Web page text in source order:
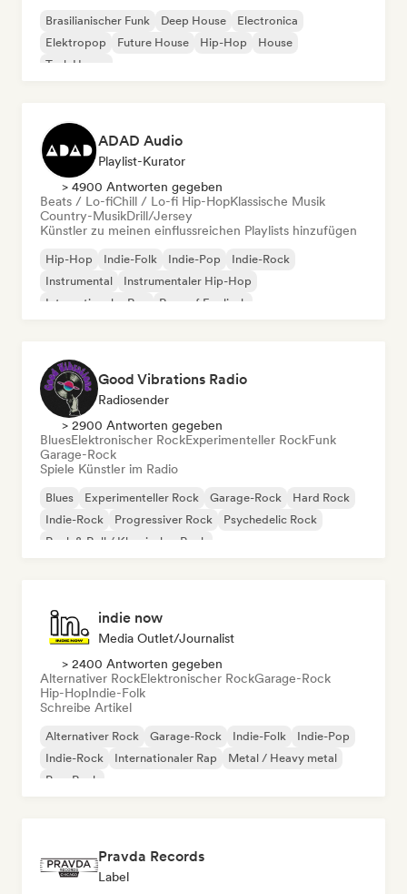
Brasilianischer Funk Deep House
Electronica
Elektropop
Future House Hip-Hop
House
Tech House
ADAD Audio
Playlist-Kurator
> 4900 Antworten gegeben
Beats / Lo-fiChill / Lo-fi Hip-HopKlassische Musik
Country-MusikDrill/Jersey
Künstler zu meinen einflussreichen Playlists hinzufügen
Hip-Hop Indie-Folk Indie-Pop
Indie-Rock
Instrumental
Instrumentaler Hip-Hop
Internationaler Rap
Rap auf Englisch
Good Vibrations Radio
Radiosender
> 2900 Antworten gegeben
BluesElektronischer RockExperimenteller RockFunk
Garage-Rock
Spiele Künstler im Radio
Blues Experimenteller Rock Garage-Rock
Hard Rock
Indie-Rock
Progressiver Rock
Psychedelic Rock
Rock & Roll / Klassischer Rock
indie now
Media Outlet/Journalist
> 2400 Antworten gegeben
Alternativer RockElektronischer RockGarage-Rock
Hip-HopIndie-Folk
Schreibe Artikel
Alternativer Rock Garage-Rock Indie-Folk
Indie-Pop
Indie-Rock
Internationaler Rap
Metal / Heavy metal
Pop-Rock
Pravda Records
Label